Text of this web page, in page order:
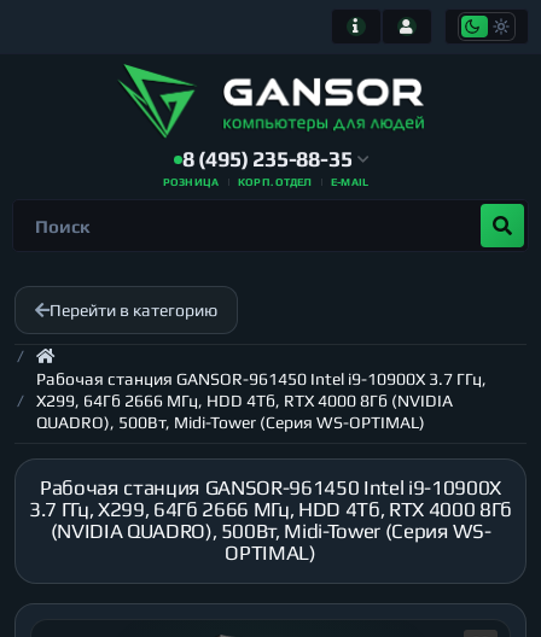
8 (495) 235-88-35
РОЗНИЦА КОРП. ОТДЕЛ E-MAIL
Перейти в категорию
Рабочая станция GANSOR-961450 Intel i9-10900X 3.7 ГГц,
X299, 64Гб 2666 МГц, HDD 4Тб, RTX 4000 8Гб (NVIDIA
QUADRO), 500Вт, Midi-Tower (Серия WS-OPTIMAL)
Рабочая станция GANSOR-961450 Intel i9-10900X
3.7 ГГц, X299, 64Гб 2666 МГц, HDD 4Тб, RTX 4000 8Гб
(NVIDIA QUADRO), 500Вт, Midi-Tower (Серия WS-
OPTIMAL)